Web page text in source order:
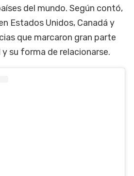
del mundo. Según contó,
Estados Unidos, Canadá y
que marcaron gran parte
su forma de relacionarse.